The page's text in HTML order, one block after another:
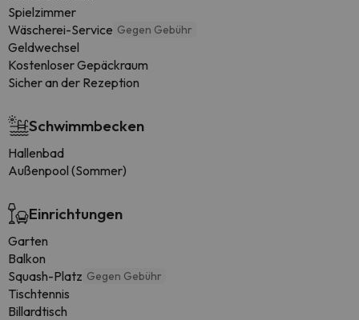
Spielzimmer
Wäscherei-Service Gegen Gebühr
Geldwechsel
Kostenloser Gepäckraum
Sicher an der Rezeption
Schwimmbecken
Hallenbad
Außenpool (Sommer)
Einrichtungen
Garten
Balkon
Squash-Platz Gegen Gebühr
Tischtennis
Billardtisch